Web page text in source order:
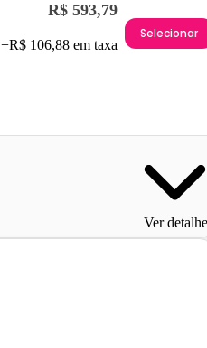
R$ 593,79
+R$ 106,88 em taxa
Selecionar
Ver